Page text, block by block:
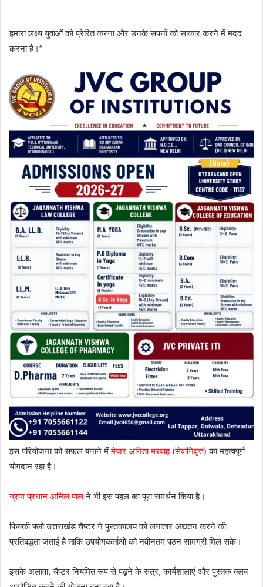
हमारा लक्ष्य युवाओं को प्रेरित करना और उनके सपनों को साकार करने में मदद
करना है।”
इस परियोजना को सफल बनाने मेंमेजर अनिता मरवाह (सेवानिवृत्त) का महत्वपूर्ण
योगदान रहा है।
ग्राम प्रधान अनिल पालने भी इस पहल का पूरा समर्थन किया है।
फिक्की फ्लो उत्तराखंड चैप्टर ने पुस्तकालय को लगातार अद्यतन करने की
प्रतिबद्धता जताई है ताकि उपयोगकर्ताओं को नवीनतम पठन सामग्री मिल सके।
इसके अलावा, चैप्टर नियमित रूप से पढ़ने के सत्र, कार्यशालाएं और पुस्तक क्लब